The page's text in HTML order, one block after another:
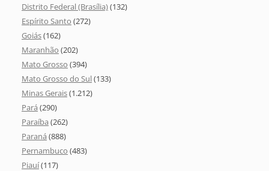
Distrito Federal (Brasília)(132)
Espírito Santo (272)
Goiás(162)
Maranhão (202)
Mato Grosso (394)
Mato Grosso do Sul(133)
Minas Gerais(1.212)
Pará (290)
Paraíba (262)
Paraná (888)
Pernambuco (483)
Piauí(117)